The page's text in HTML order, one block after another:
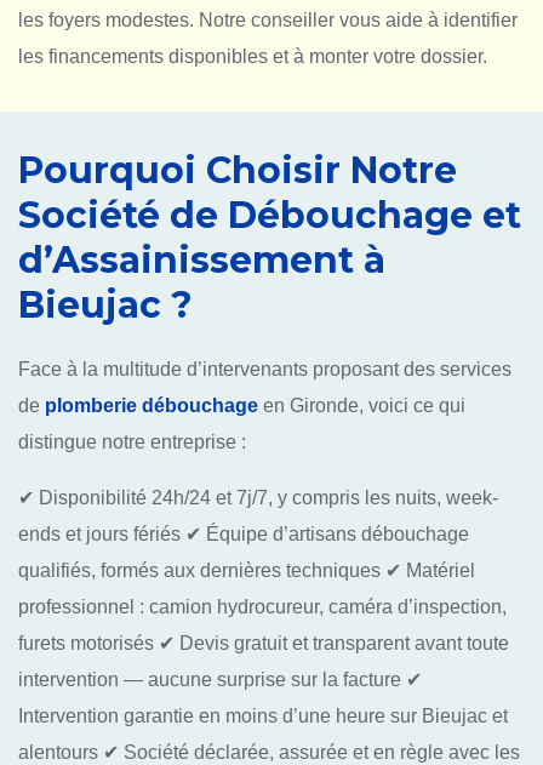
les foyers modestes. Notre conseiller vous aide à identifier
les financements disponibles et à monter votre dossier.
Pourquoi Choisir Notre
Société de Débouchage et
d’Assainissement à
Bieujac ?
Face à la multitude d’intervenants proposant des services
de plomberie débouchage en Gironde, voici ce qui
distingue notre entreprise :
✔ Disponibilité 24h/24 et 7j/7, y compris les nuits, week-
ends et jours fériés ✔ Équipe d’artisans débouchage
qualifiés, formés aux dernières techniques ✔ Matériel
professionnel : camion hydrocureur, caméra d’inspection,
furets motorisés ✔ Devis gratuit et transparent avant toute
intervention — aucune surprise sur la facture ✔
Intervention garantie en moins d’une heure sur Bieujac et
alentours ✔ Société déclarée, assurée et en règle avec les